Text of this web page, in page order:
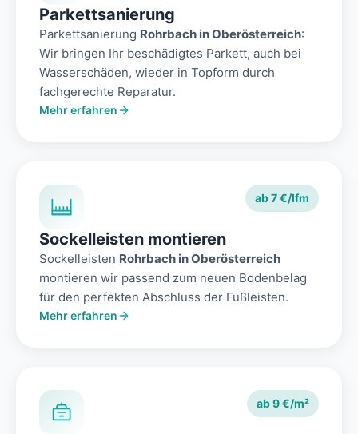
Parkettsanierung
Parkettsanierung Rohrbach in Oberösterreich:
Wir bringen Ihr beschädigtes Parkett, auch bei
Wasserschäden, wieder in Topform durch
fachgerechte Reparatur.
Mehr erfahren
ab 7 €/lfm
Sockelleisten montieren
Sockelleisten Rohrbach in Oberösterreich
montieren wir passend zum neuen Bodenbelag
für den perfekten Abschluss der Fußleisten.
Mehr erfahren
ab 9 €/m²